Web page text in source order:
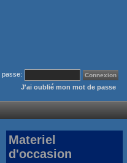
passe:
J'ai oublié mon mot de passe
Materiel
d'occasion